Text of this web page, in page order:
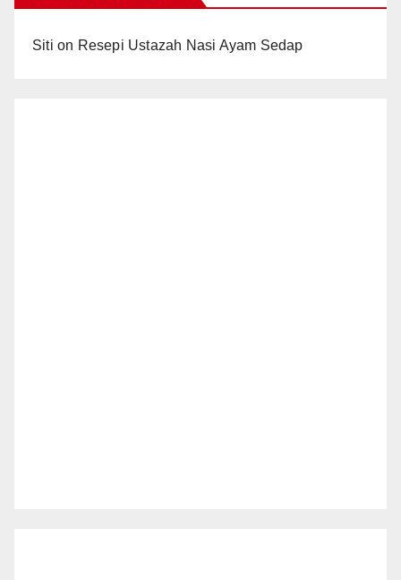
Siti on Resepi Ustazah Nasi Ayam Sedap